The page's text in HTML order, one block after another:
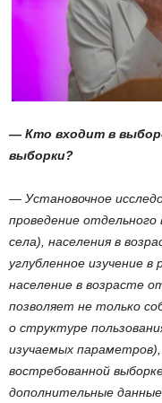
— Кто входит в
выборки?
— Установочное
проведение отдельного
села), населения в
углубленное изучение
население в возрасте
позволяет не только
о структуре
изучаемых
востребованной
дополнительные